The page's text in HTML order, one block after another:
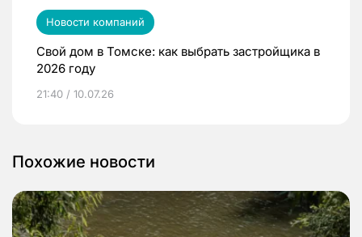
Новости компаний
Свой дом в Томске: как выбрать застройщика в
2026 году
21:40 / 10.07.26
Похожие новости